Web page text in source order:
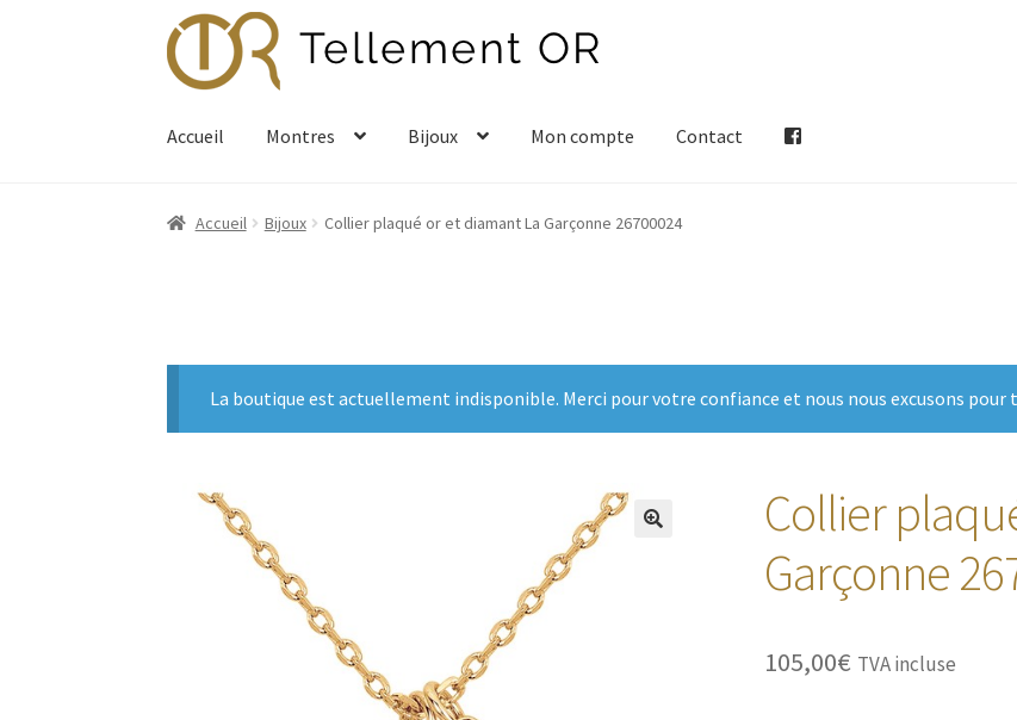
Aller
à
la
Aller
au
contenu
Accueil Montres Bijoux Mon compte Contact
Accueil Bijoux Collier plaqué or et diamant La Garçonne 26700024
La boutique est actuellement indisponible. Merci pour votre confiance et nous nous excusons pour
Collier
Garçonne
105,00€ TVA incluse